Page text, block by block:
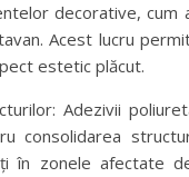
decorative, cum
Acest lucru
estetic plăcut.
Adezivii
consolidarea
în zonele afectate